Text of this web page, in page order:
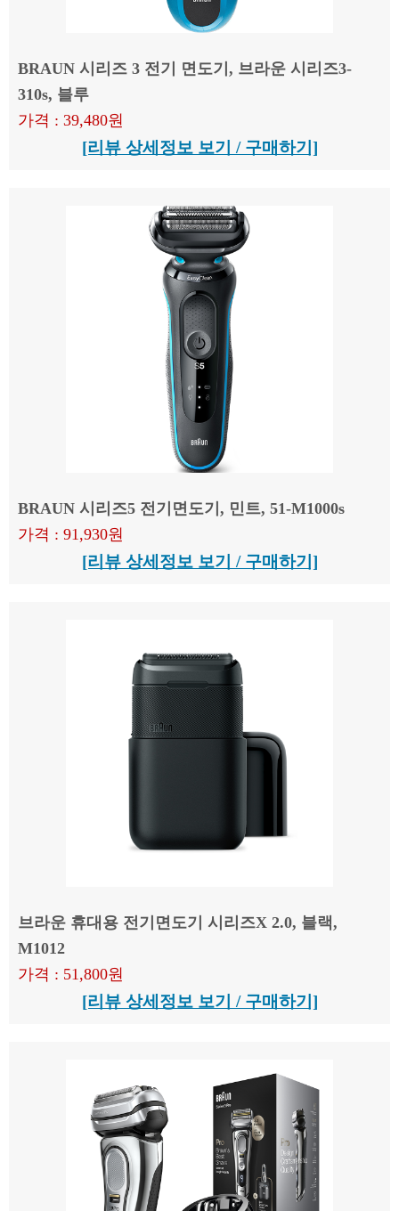
BRAUN 시리즈 3 전기 면도기, 브라운 시리즈3-
310s, 블루
가격 : 39,480원
[리뷰 상세정보 보기 / 구매하기]
BRAUN 시리즈5 전기면도기, 민트, 51-M1000s
가격 : 91,930원
[리뷰 상세정보 보기 / 구매하기]
브라운 휴대용 전기면도기 시리즈X 2.0, 블랙,
M1012
가격 : 51,800원
[리뷰 상세정보 보기 / 구매하기]